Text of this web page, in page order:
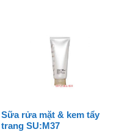
Sữa rửa mặt & kem tẩy
trang SU:M37